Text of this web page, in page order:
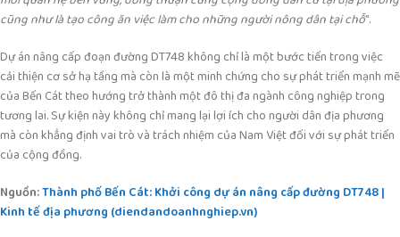
cũng như là tạo công ăn việc làm cho những người nông dân tại chỗ”.
Dự án nâng cấp đoạn đường DT748 không chỉ là một bước tiến trong việc
cải thiện cơ sở hạ tầng mà còn là một minh chứng cho sự phát triển mạnh mẽ
của Bến Cát theo hướng trở thành một đô thị đa ngành công nghiệp trong
tương lai. Sự kiện này không chỉ mang lại lợi ích cho người dân địa phương
mà còn khẳng định vai trò và trách nhiệm của Nam Việt đối với sự phát triển
của cộng đồng.
Nguồn:Thành phố Bến Cát: Khởi công dự án nâng cấp đường DT748 |
Kinh tế địa phương (diendandoanhnghiep.vn)